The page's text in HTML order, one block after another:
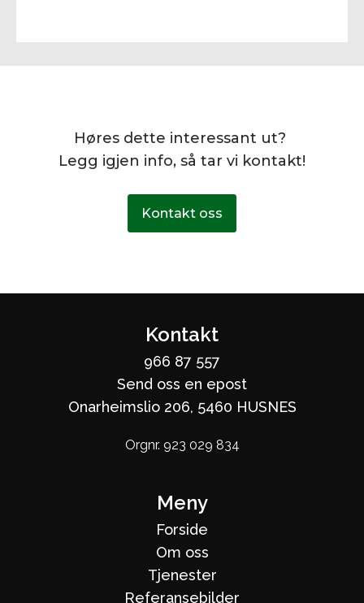
Høres dette interessant ut?
Legg igjen info, så tar vi kontakt!
Kontakt oss
Kontakt
966 87 557
Send oss en epost
Onarheimslio 206, 5460 HUSNES
Orgnr. 923 029 834
Meny
Forside
Om oss
Tjenester
Referansebilder